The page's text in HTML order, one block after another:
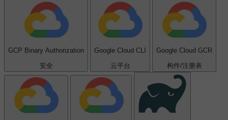
GCP Binary Authorization
安全
Google Cloud CLI
云平台
Google Cloud GCR
构件/注册表